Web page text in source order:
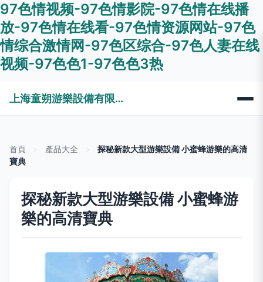
97色情视频-97色情影院-97色情在线播
放-97色情在线看-97色情资源网站-97色
情综合激情网-97色区综合-97色人妻在线
视频-97色色1-97色色3热
上海童朔游樂設備有限公司
首頁 產品大全
探秘新款大型游樂設備 小蜜蜂游樂的高清
寶典
探秘新款大型游樂設備 小蜜蜂游
樂的高清寶典